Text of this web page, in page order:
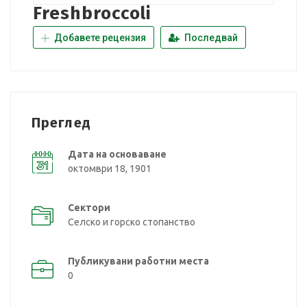
Freshbroccoli
Добавете рецензия Последвай
Преглед
Дата на основаване
октомври 18, 1901
Сектори
Селско и горско стопанство
Публикувани работни места
0